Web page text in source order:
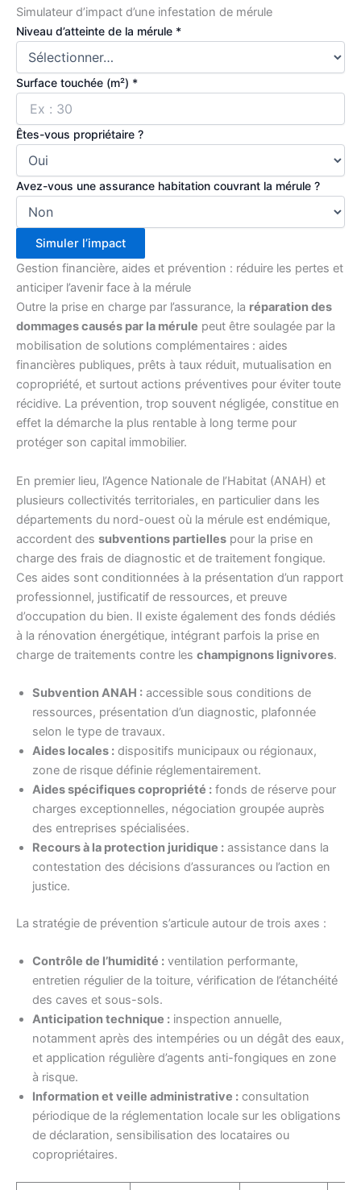
Simulateur d’impact d’une infestation de mérule
Niveau d’atteinte de la mérule *
Surface touchée (m²) *
Êtes-vous propriétaire ?
Avez-vous une assurance habitation couvrant la mérule ?
Simuler l’impact
Gestion financière, aides et prévention : réduire les pertes et
anticiper l’avenir face à la mérule
Outre la prise en charge par l’assurance, la réparation des
dommages causés par la mérule peut être soulagée par la
mobilisation de solutions complémentaires : aides
financières publiques, prêts à taux réduit, mutualisation en
copropriété, et surtout actions préventives pour éviter toute
récidive. La prévention, trop souvent négligée, constitue en
effet la démarche la plus rentable à long terme pour
protéger son capital immobilier.
En premier lieu, l’Agence Nationale de l’Habitat (ANAH) et
plusieurs collectivités territoriales, en particulier dans les
départements du nord-ouest où la mérule est endémique,
accordent des subventions partielles pour la prise en
charge des frais de diagnostic et de traitement fongique.
Ces aides sont conditionnées à la présentation d’un rapport
professionnel, justificatif de ressources, et preuve
d’occupation du bien. Il existe également des fonds dédiés
à la rénovation énergétique, intégrant parfois la prise en
charge de traitements contre les champignons lignivores.
Subvention ANAH : accessible sous conditions de
ressources, présentation d’un diagnostic, plafonnée
selon le type de travaux.
Aides locales : dispositifs municipaux ou régionaux,
zone de risque définie réglementairement.
Aides spécifiques copropriété : fonds de réserve pour
charges exceptionnelles, négociation groupée auprès
des entreprises spécialisées.
Recours à la protection juridique : assistance dans la
contestation des décisions d’assurances ou l’action en
justice.
La stratégie de prévention s’articule autour de trois axes :
Contrôle de l’humidité : ventilation performante,
entretien régulier de la toiture, vérification de l’étanchéité
des caves et sous-sols.
Anticipation technique : inspection annuelle,
notamment après des intempéries ou un dégât des eaux,
et application régulière d’agents anti-fongiques en zone
à risque.
Information et veille administrative : consultation
périodique de la réglementation locale sur les obligations
de déclaration, sensibilisation des locataires ou
copropriétaires.